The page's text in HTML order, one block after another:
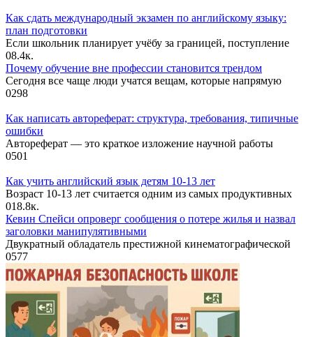
Как сдать международный экзамен по английскому языку:
план подготовки
Если школьник планирует учёбу за границей, поступление
08.4к.
Почему обучение вне профессии становится трендом
Сегодня все чаще люди учатся вещам, которые напрямую
0298
Как написать автореферат: структура, требования, типичные
ошибки
Автореферат — это краткое изложение научной работы
0501
Как учить английский язык детям 10-13 лет
Возраст 10-13 лет считается одним из самых продуктивных
018.8к.
Кевин Спейси опроверг сообщения о потере жилья и назвал
заголовки манипулятивными
Двукратный обладатель престижной кинематографической
0577